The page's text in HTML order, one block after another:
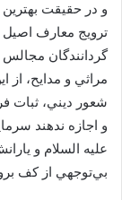
و در حقيقت
ترويج معارف اصيل
گردانندگان
مراثي و مدايح، از
شعور ديني، ثبات
و اجازه ندهند
عليه السلام و
بي‌توجهي از كف